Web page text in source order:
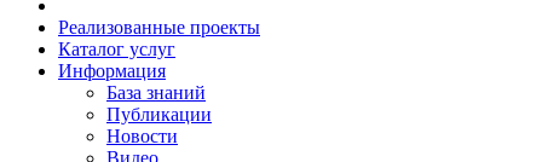
Реализованные проекты
Каталог услуг
Информация
База знаний
Публикации
Новости
Видео